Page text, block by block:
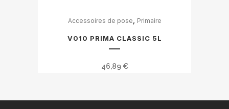
Accessoires de pose Primaire
V010 PRIMA CLASSIC 5L
46,89 €